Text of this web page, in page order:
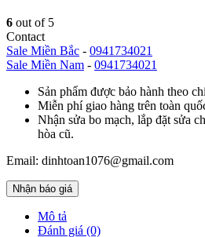
6 out of 5
Contact
Sale Miền Bắc - 0941734021
Sale Miền Nam - 0941734021
Sản phẩm được bảo hành theo
Miễn phí giao hàng trên toàn
Nhận sửa bo mạch, lắp đặt sửa
hòa cũ.
Email: dinhtoan1076@gmail.com
Nhận báo giá
Mô tả
Đánh giá (0)